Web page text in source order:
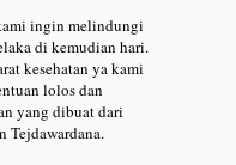
ingin melindungi
di kemudian hari.
kesehatan ya kami
lolos dan
yang dibuat dari
Tejdawardana.